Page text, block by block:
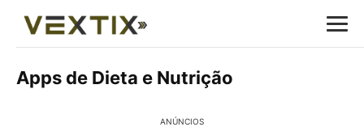
Apps de Dieta e Nutrição
ANÚNCIOS